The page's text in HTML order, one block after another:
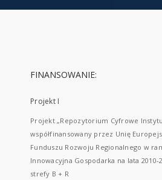
FINANSOWANIE:
Projekt I
Projekt „Repozytorium Cyfrowe
współfinansowany przez Unię
Funduszu Rozwoju Regionalnego w
Innowacyjna Gospodarka na lata
strefy B + R